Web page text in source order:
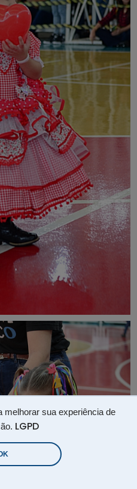
melhorar sua experiência de
LGPD